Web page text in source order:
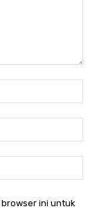
ini untuk